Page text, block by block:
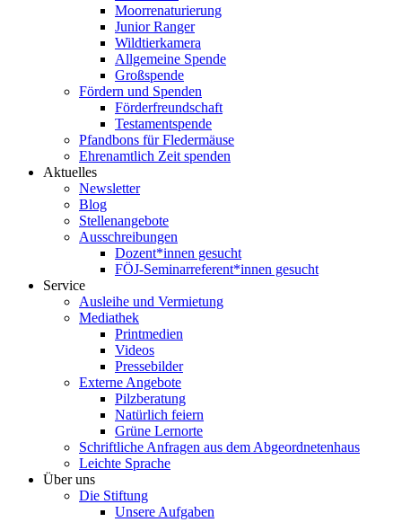
Moorrenaturierung
Junior Ranger
Wildtierkamera
Allgemeine Spende
Großspende
Fördern und Spenden
Förderfreundschaft
Testamentspende
Pfandbons für Fledermäuse
Ehrenamtlich Zeit spenden
Aktuelles
Newsletter
Blog
Stellenangebote
Ausschreibungen
Dozent*innen gesucht
FÖJ-Seminarreferent*innen gesucht
Service
Ausleihe und Vermietung
Mediathek
Printmedien
Videos
Pressebilder
Externe Angebote
Pilzberatung
Natürlich feiern
Grüne Lernorte
Schriftliche Anfragen aus dem Abgeordnetenhaus
Leichte Sprache
Über uns
Die Stiftung
Unsere Aufgaben